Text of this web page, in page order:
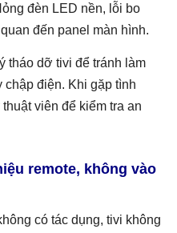
đèn LED nền, lỗi bo
đến panel màn hình.
tháo dỡ tivi để tránh làm
chập điện. Khi gặp tình
viên để kiểm tra an
remote, không vào
có tác dụng, tivi không